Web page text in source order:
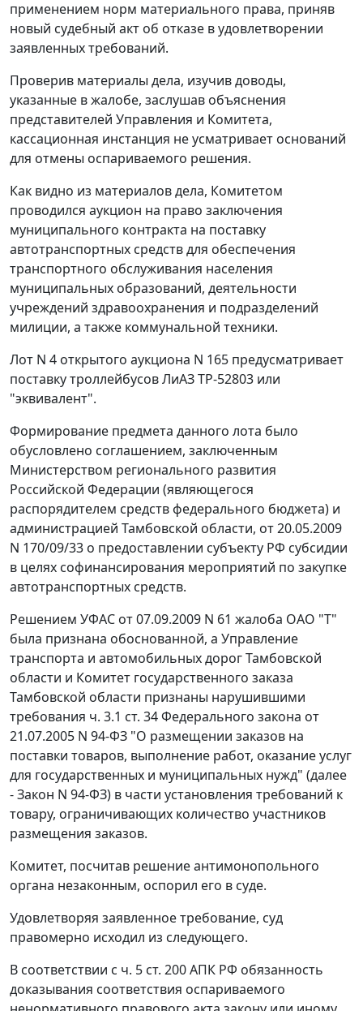
применением норм материального права, приняв
новый судебный акт об отказе в удовлетворении
заявленных требований.
Проверив материалы дела, изучив доводы,
указанные в жалобе, заслушав объяснения
представителей Управления и Комитета,
кассационная инстанция не усматривает оснований
для отмены оспариваемого решения.
Как видно из материалов дела, Комитетом
проводился аукцион на право заключения
муниципального контракта на поставку
автотранспортных средств для обеспечения
транспортного обслуживания населения
муниципальных образований, деятельности
учреждений здравоохранения и подразделений
милиции, а также коммунальной техники.
Лот N 4 открытого аукциона N 165 предусматривает
поставку троллейбусов ЛиАЗ ТР-52803 или
"эквивалент".
Формирование предмета данного лота было
обусловлено соглашением, заключенным
Министерством регионального развития
Российской Федерации (являющегося
распорядителем средств федерального бюджета) и
администрацией Тамбовской области, от 20.05.2009
N 170/09/33 о предоставлении субъекту РФ субсидии
в целях софинансирования мероприятий по закупке
автотранспортных средств.
Решением УФАС от 07.09.2009 N 61 жалоба ОАО "Т"
была признана обоснованной, а Управление
транспорта и автомобильных дорог Тамбовской
области и Комитет государственного заказа
Тамбовской области признаны нарушившими
требования ч. 3.1 ст. 34Федерального закона от
21.07.2005 N 94-ФЗ "О размещении заказов на
поставки товаров, выполнение работ, оказание услуг
для государственных и муниципальных нужд" (далее
- Закон N 94-ФЗ) в части установления требований к
товару, ограничивающих количество участников
размещения заказов.
Комитет, посчитав решение антимонопольного
органа незаконным, оспорил его в суде.
Удовлетворяя заявленное требование, суд
правомерно исходил из следующего.
В соответствии с ч. 5 ст. 200АПК РФ обязанность
доказывания соответствия оспариваемого